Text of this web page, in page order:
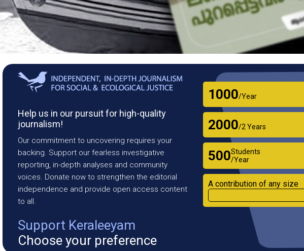
Help us in our pursuit for high-quality
journalism!
Our commitment to uncovering requires your
backing. Support our fearless investigative
reporting, in-depth analyses and community
voices. Donate now to strengthen the editorial
independence and provide open access content
to all.
Support Keraleeyam
Choose your preference
₹1000/Year
₹2000/2 Years
₹500Students
/Year
A contribution of any size